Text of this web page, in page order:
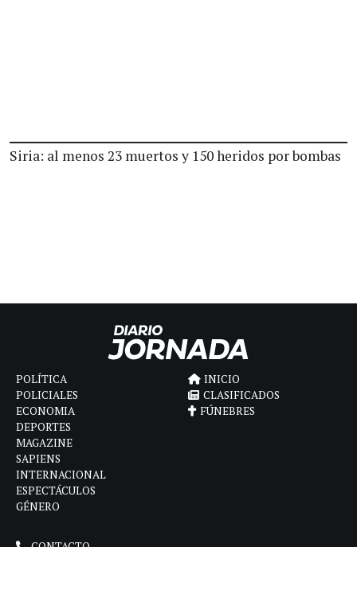
Siria: al menos 23 muertos y 150 heridos por bombas
POLÍTICA
POLICIALES
ECONOMIA
DEPORTES
MAGAZINE
SAPIENS
INTERNACIONAL
ESPECTÁCULOS
GÉNERO
INICIO
CLASIFICADOS
FÚNEBRES
CONTACTO